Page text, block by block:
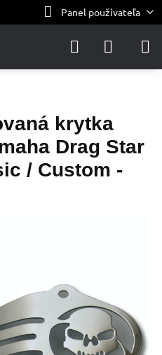
Panel používateľa
krytka
Drag Star
/ Custom -